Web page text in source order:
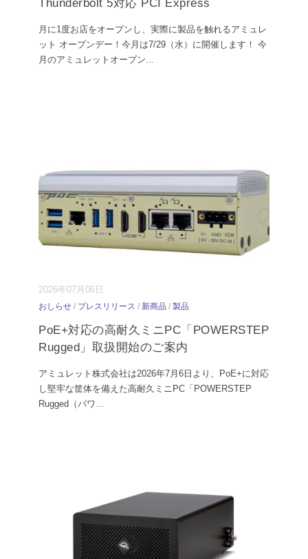
Thunderbolt 5対応 PCI Express
月に1度お店をオープンし、実際に製品を触れるアミュレ
ット オープンデー！今月は7/29（水）に開催します！ 今
月のアミュレットオープン...
2026年07月06日
おしらせ / プレスリリース / 新商品 / 製品
PoE+対応の高耐久ミニPC「POWERSTEP
Rugged」取扱開始のご案内
アミュレット株式会社は2026年7月6日より、PoE+に対応
し堅牢な筐体を備えた高耐久ミニPC「POWERSTEP
Rugged（パワ ...